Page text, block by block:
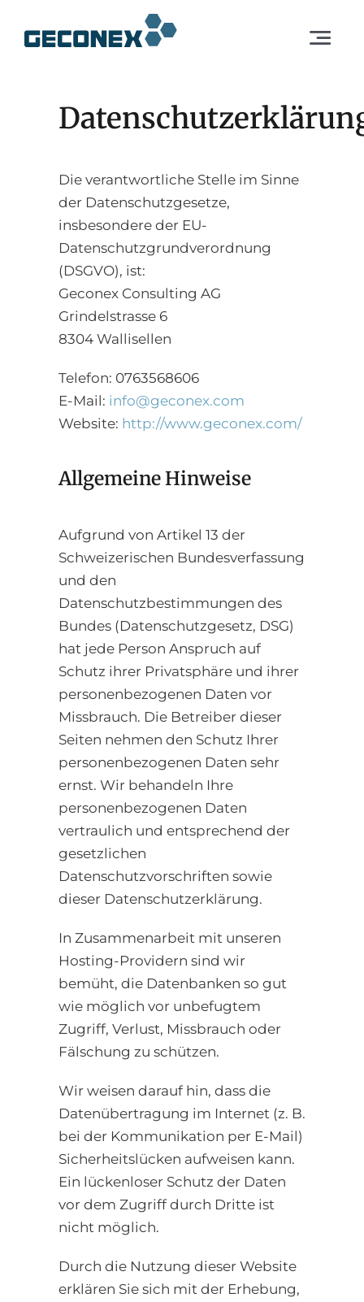
Toggle
Lösungen
Unternehmen
DE
Europa
Die verantwortliche Stelle im Sinne
der Datenschutzgesetze,
insbesondere der EU-
Datenschutzgrundverordnung
(DSGVO), ist:
Geconex Consulting AG
Grindelstrasse 6
8304 Wallisellen
Telefon: 0763568606
E-Mail: info@geconex.com
Website: http://www.geconex.com/
Allgemeine Hinweise
Aufgrund von Artikel 13 der
Schweizerischen Bundesverfassung
und den
Datenschutzbestimmungen des
Bundes (Datenschutzgesetz, DSG)
hat jede Person Anspruch auf
Schutz ihrer Privatsphäre und ihrer
personenbezogenen Daten vor
Missbrauch. Die Betreiber dieser
Seiten nehmen den Schutz Ihrer
personenbezogenen Daten sehr
ernst. Wir behandeln Ihre
personenbezogenen Daten
vertraulich und entsprechend der
gesetzlichen
Datenschutzvorschriften sowie
dieser Datenschutzerklärung.
In Zusammenarbeit mit unseren
Hosting-Providern sind wir
bemüht, die Datenbanken so gut
wie möglich vor unbefugtem
Zugriff, Verlust, Missbrauch oder
Fälschung zu schützen.
Wir weisen darauf hin, dass die
Datenübertragung im Internet (z. B.
bei der Kommunikation per E-Mail)
Sicherheitslücken aufweisen kann.
Ein lückenloser Schutz der Daten
vor dem Zugriff durch Dritte ist
nicht möglich.
Durch die Nutzung dieser Website
erklären Sie sich mit der Erhebung,